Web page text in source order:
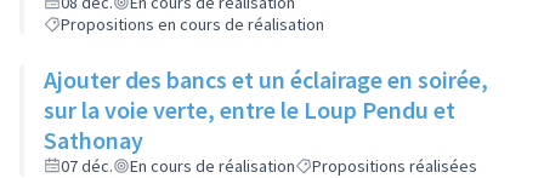
Propositions en cours de réalisation
Ajouter des bancs et un éclairage en soirée,
sur la voie verte, entre le Loup Pendu et
Sathonay
07 déc. En cours de réalisation Propositions réalisées